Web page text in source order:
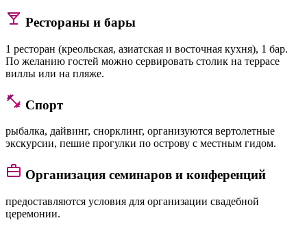
Рестораны и бары
1 ресторан (креольская, азиатская и восточная кухня), 1 бар.
По желанию гостей можно сервировать столик на террасе
виллы или на пляже.
Спорт
рыбалка, дайвинг, снорклинг, организуются вертолетные
экскурсии, пешие прогулки по острову с местным гидом.
Организация семинаров и конференций
предоставляются условия для организации свадебной
церемонии.